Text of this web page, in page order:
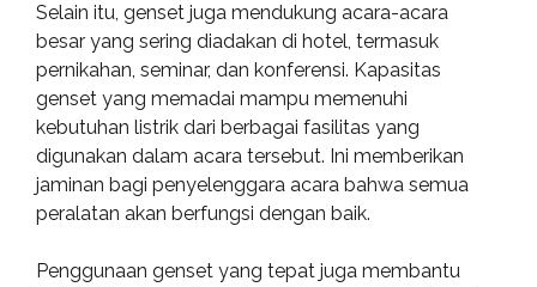
Selain itu, genset juga mendukung acara-acara
besar yang sering diadakan di hotel, termasuk
pernikahan, seminar, dan konferensi. Kapasitas
genset yang memadai mampu memenuhi
kebutuhan listrik dari berbagai fasilitas yang
digunakan dalam acara tersebut. Ini memberikan
jaminan bagi penyelenggara acara bahwa semua
peralatan akan berfungsi dengan baik.
Penggunaan genset yang tepat juga membantu